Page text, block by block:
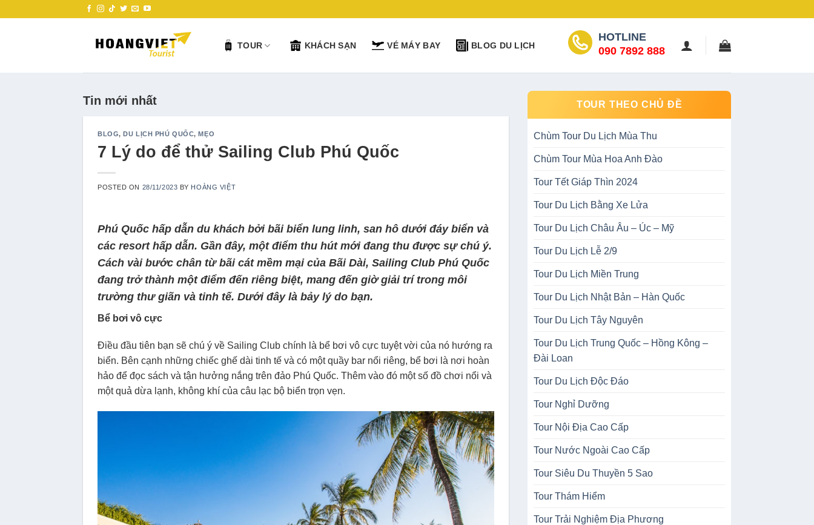
TOUR KHÁCH SẠN VÉ MÁY BAY BLOG DU LỊCH
HOTLINE
090 7892 888
Tin mới nhất
BLOG,DU LỊCH PHÚ QUỐC,MẸO
7 Lý do để thử Sailing Club Phú Quốc
POSTED ON 28/11/2023 BY HOÀNG VIỆT
Phú Quốc hấp dẫn du khách bởi bãi biển lung linh, san hô dưới đáy biển và
các resort hấp dẫn. Gần đây, một điểm thu hút mới đang thu được sự chú ý.
Cách vài bước chân từ bãi cát mềm mại của Bãi Dài, Sailing Club Phú Quốc
đang trở thành một điểm đến riêng biệt, mang đến giờ giải trí trong môi
trường thư giãn và tinh tế. Dưới đây là bảy lý do bạn.
Bể bơi vô cực
Điều đầu tiên bạn sẽ chú ý về Sailing Club chính là bể bơi vô cực tuyệt vời của nó hướng ra
biển. Bên cạnh những chiếc ghế dài tinh tế và có một quầy bar nổi riêng, bể bơi là nơi hoàn
hảo để đọc sách và tận hưởng nắng trên đảo Phú Quốc. Thêm vào đó một số đồ chơi nổi và
một quả dừa lạnh, không khí của câu lạc bộ biển trọn vẹn.
TOUR THEO CHỦ ĐỀ
Chùm Tour Du Lịch Mùa Thu
Chùm Tour Mùa Hoa Anh Đào
Tour Tết Giáp Thìn 2024
Tour Du Lịch Bằng Xe Lửa
Tour Du Lịch Châu Âu – Úc – Mỹ
Tour Du Lịch Lễ 2/9
Tour Du Lịch Miền Trung
Tour Du Lịch Nhật Bản – Hàn Quốc
Tour Du Lịch Tây Nguyên
Tour Du Lịch Trung Quốc – Hồng Kông –
Đài Loan
Tour Du Lịch Độc Đáo
Tour Nghỉ Dưỡng
Tour Nội Địa Cao Cấp
Tour Nước Ngoài Cao Cấp
Tour Siêu Du Thuyền 5 Sao
Tour Thám Hiểm
Tour Trải Nghiệm Địa Phương